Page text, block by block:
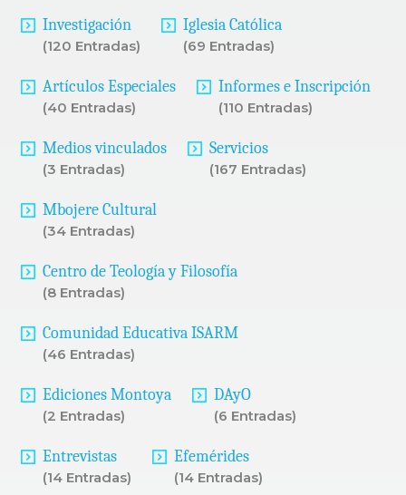
Investigación
(120 Entradas)
Iglesia Católica
(69 Entradas)
Artículos Especiales
(40 Entradas)
Informes e Inscripción
(110 Entradas)
Medios vinculados
(3 Entradas)
Servicios
(167 Entradas)
Mbojere Cultural
(34 Entradas)
Centro de Teología y Filosofía
(8 Entradas)
Comunidad Educativa ISARM
(46 Entradas)
Ediciones Montoya
(2 Entradas)
DAyO
(6 Entradas)
Entrevistas
(14 Entradas)
Efemérides
(14 Entradas)